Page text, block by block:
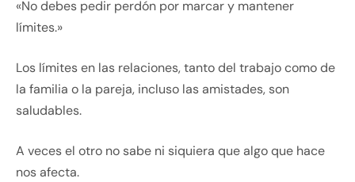
«No debes pedir perdón por marcar y mantener
límites.»
Los límites en las relaciones, tanto del trabajo como de
la familia o la pareja, incluso las amistades, son
saludables.
A veces el otro no sabe ni siquiera que algo que hace
nos afecta.